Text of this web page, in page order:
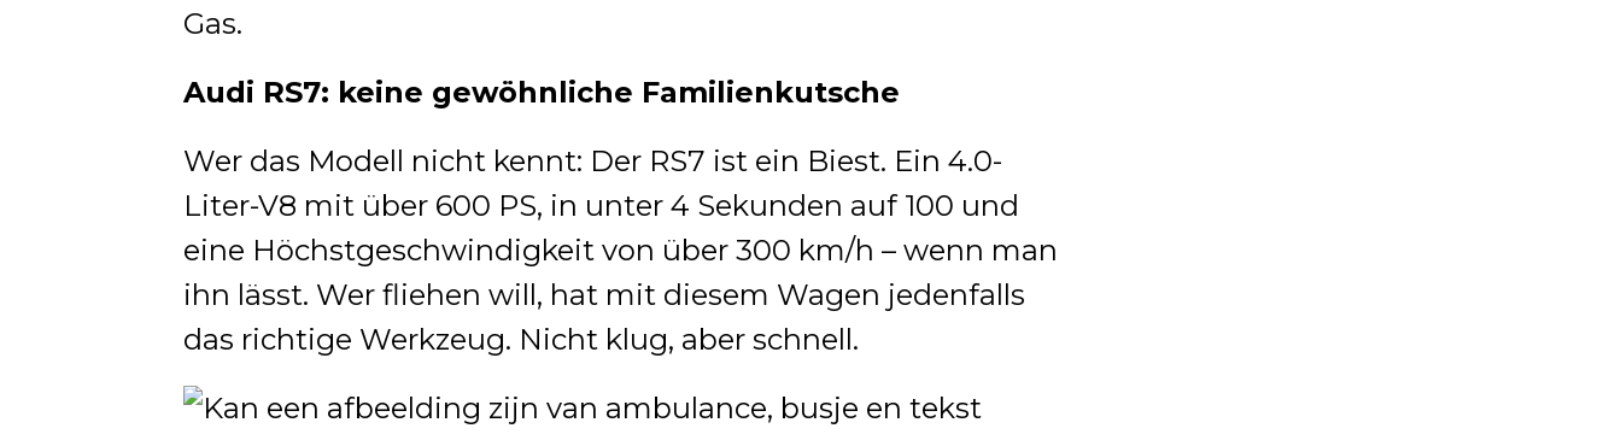
Gas.
Audi RS7: keine gewöhnliche Familienkutsche
Wer das Modell nicht kennt: Der RS7 ist ein Biest. Ein 4.0-
Liter-V8 mit über 600 PS, in unter 4 Sekunden auf 100 und
eine Höchstgeschwindigkeit von über 300 km/h – wenn man
ihn lässt. Wer fliehen will, hat mit diesem Wagen jedenfalls
das richtige Werkzeug. Nicht klug, aber schnell.